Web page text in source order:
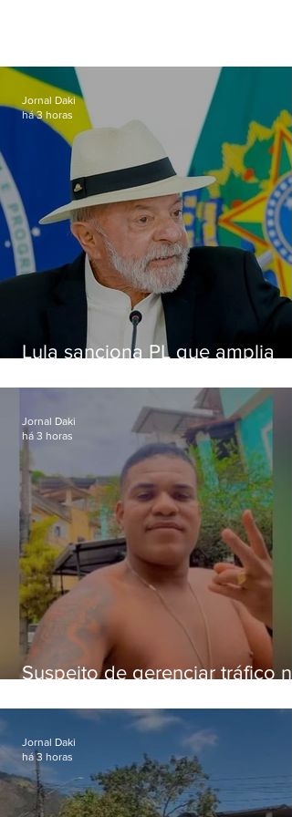
Lula sanciona PL que amplia
crianças
Jornal Daki
há 3 horas
Suspeito de gerenciar tráfico na
foragido
Jornal Daki
há 3 horas
Jornal Daki
há 3 horas